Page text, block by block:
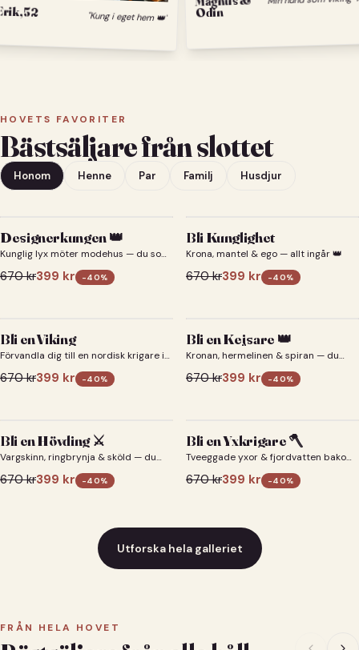
52 "Kung i eget hem 👑" Odin
HOVETS FAVORITER
Bästsäljare från slottet
Honom Henne Par Familj Husdjur
Designerkungen 👑
Kunglig lyx möter modehus — du som
670kr399 kr -40%
Bli Kunglighet
Krona, mantel & ego — allt ingår 👑
670kr399 kr -40%
Bli en Viking
Förvandla dig till en nordisk krigare i
ett episkt vikingaporträtt.
670kr399 kr -40%
Bli en Kejsare 👑
Kronan, hermelinen & spiran — du
670kr399 kr -40%
Bli en Hövding ⚔️
Vargskinn, ringbrynja & sköld — du
som nordisk krigsherre ⚔️
670kr399 kr -40%
Bli en Yxkrigare 🪓
Tveeggade yxor & fjordvatten bakom
670kr399 kr -40%
Utforska hela galleriet
FRÅN HELA HOVET